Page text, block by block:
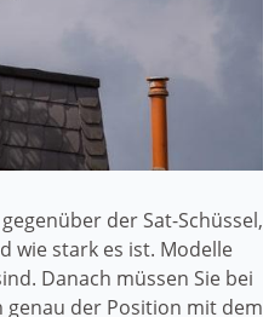
der Sat-Schüssel,
wie stark es ist. Modelle
Danach müssen Sie bei
genau der Position mit dem